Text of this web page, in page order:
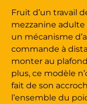
Fruit d’un travail
mezzanine
un mécanisme
commande à
monter au
plus, ce modèle
fait de son
l’ensemble du